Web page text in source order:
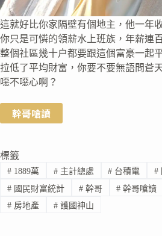
這就好比你家隔壁有個地主，他一年
你只是可憐的領薪水上班族，年薪連
整個社區幾十户都要跟這個富豪一起
拉低了平均財富，你要不要無語問蒼
噁不噁心啊？
幹哥嗆讀
標籤
#1889萬 #主計總處 # 台積電 #
#國民財富統計 #幹哥 # 幹哥嗆讀
#房地產 #護國神山